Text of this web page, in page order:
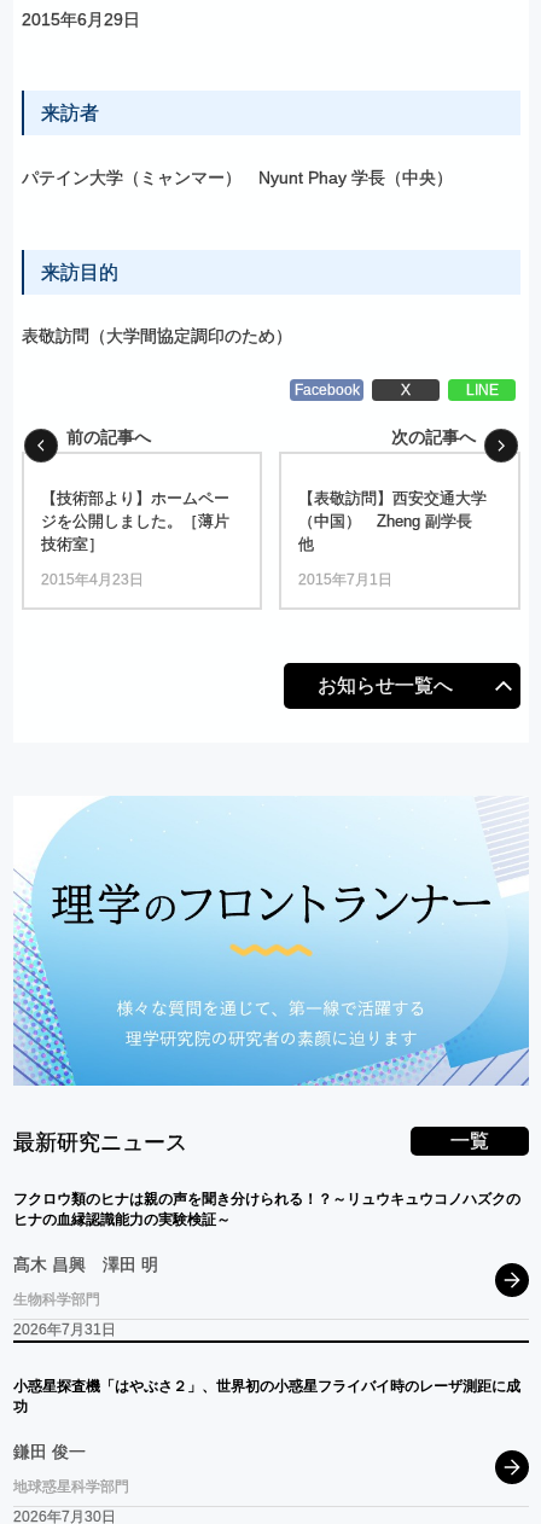
2015年6月29日
来訪者
パテイン大学（ミャンマー） Nyunt Phay 学長（中央）
来訪目的
表敬訪問（大学間協定調印のため）
Facebook X LINE
前の記事へ
【技術部より】 ホームペー
ジを公開しました。
［薄片
技術室］
2015年4月23日
次の記事へ
【表敬訪問】 西安交通大学
（中国）
Zheng 副学長
他
2015年7月1日
お知らせ一覧へ
最新研究ニュース
フクロウ類のヒナは親の声を聞き分けられる！？ ～ リュウキュウコノハスクの
ヒナの血縁認識能力の実験検証～
髙木 昌興 澤田 明
生物科学部門
2026年7月31日
小惑星探査機「はやぶさ ２」、 世界初の小惑星フライバイ時のレーザ測距に成
功
鎌田 俊一
地球惑星科学部門
2026年7月30日
一覧